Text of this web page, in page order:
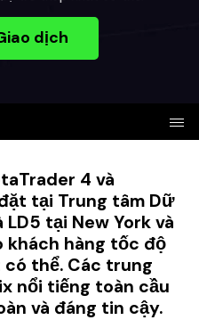
dịch
4 và
tại Trung tâm Dữ
LD5 tại New York và
khách hàng tốc độ
thể. Các trung
nổi tiếng toàn cầu
và đáng tin cậy.